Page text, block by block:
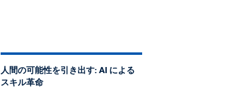
人間の可能性を引き出す: AI による
スキル革命